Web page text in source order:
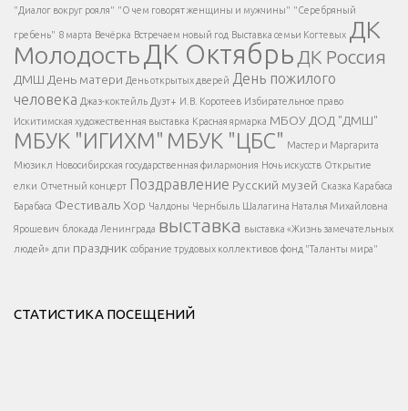
Есть вопрос?
Напишите нам
</span >
Написать
</button >
</div >
</div > </div >
"Диалог вокруг рояля" "О чем говорят женщины и мужчины" "Серебряный
гребень" 8 марта Вечёрка Встречаем новый год Выставка семьи Когтевых ДК
МолодостьДК Октябрь ДК Россия
ДМШ День матери День открытых дверей День пожилого
человека Джаз-коктейль Дуэт+ И.В. Коротеев Избирательное право
Искитимская художественная выставка Красная ярмарка МБОУ ДОД "ДМШ"
МБУК "ИГИХМ" МБУК "ЦБС" Мастер и Маргарита
Мюзикл Новосибирская государственная филармония Ночь искусств Открытие
елки Отчетный концерт Поздравление Русский музей Сказка Карабаса
Барабаса Фестиваль Хор Чалдоны Чернбыль Шалагина Наталья Михайловна
Ярошевич блокада Ленинграда выставка выставка «Жизнь замечательных
людей» дпи праздник собрание трудовых коллективов фонд "Таланты мира"
СТАТИСТИКА ПОСЕЩЕНИЙ